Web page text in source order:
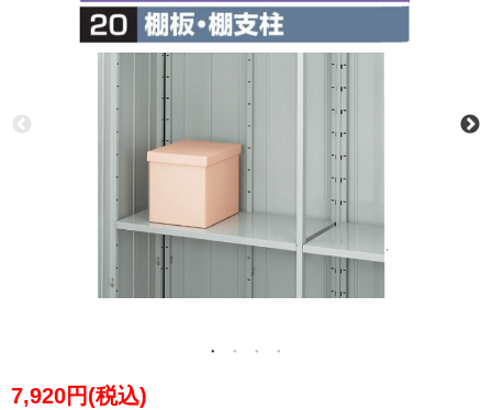
7,920円(税込)